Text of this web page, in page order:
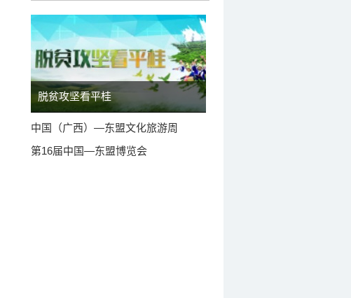
脱贫攻坚看平桂
中国（广西）—东盟文化旅游周
第16届中国—东盟博览会